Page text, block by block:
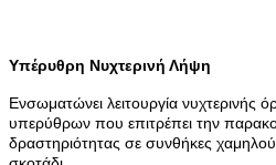
Υπέρυθρη Νυχτερινή Λήψη
Ενσωματώνει λειτουργία νυχτερινής
υπερύθρων που επιτρέπει την
δραστηριότητας σε συνθήκες